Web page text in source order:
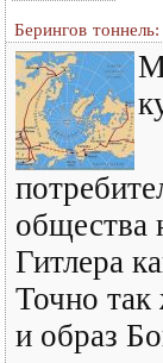
Берингов
общества
Гитлера
Точно
и образ